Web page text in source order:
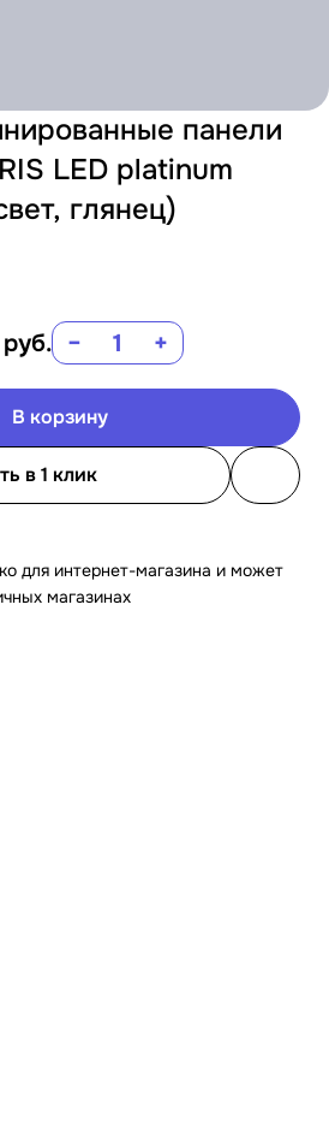
панели
LED platinum
глянец)
руб. − +
В корзину
в 1 клик
для интернет-магазина и может
магазинах